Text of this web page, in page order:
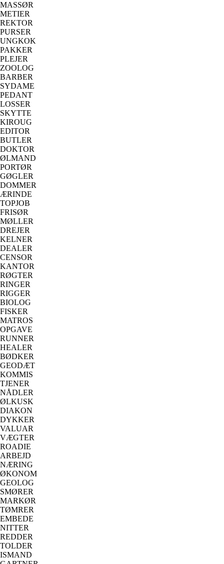
MASSØR
METIER
REKTOR
PURSER
UNGKOK
PAKKER
PLEJER
ZOOLOG
BARBER
SYDAME
PEDANT
LOSSER
SKYTTE
KIROUG
EDITOR
BUTLER
DOKTOR
ØLMAND
PORTØR
GØGLER
DOMMER
ÆRINDE
TOPJOB
FRISØR
MØLLER
DREJER
KELNER
DEALER
CENSOR
KANTOR
RØGTER
RINGER
RIGGER
BIOLOG
FISKER
MATROS
OPGAVE
RUNNER
HEALER
BØDKER
GEODÆT
KOMMIS
TJENER
NÅDLER
ØLKUSK
DIAKON
DYKKER
VALUAR
VÆGTER
ROADIE
ARBEJD
NÆRING
ØKONOM
GEOLOG
SMØRER
MARKØR
TØMRER
EMBEDE
NITTER
REDDER
TOLDER
ISMAND